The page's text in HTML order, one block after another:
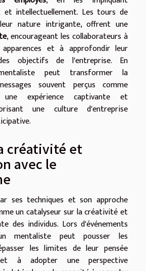
et intellectuellement. Les tours de
nature intrigante, offrent une
, encourageant les collaborateurs à
et à approfondir leur
objectifs de l'entreprise. En
peut transformer la
souvent perçus comme
expérience captivante et
une culture d'entreprise
créativité et
avec le
ses techniques et son approche
un catalyseur sur la créativité et
des individus. Lors d'événements
mentaliste peut pousser les
les limites de leur pensée
et à adopter une perspective